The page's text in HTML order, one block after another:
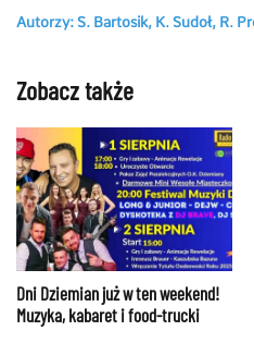
Autorzy: S. Bartosik, K. Sudoł, R.
Zobacz także
Dni Dziemian już w ten weekend!
Muzyka, kabaret i food-trucki